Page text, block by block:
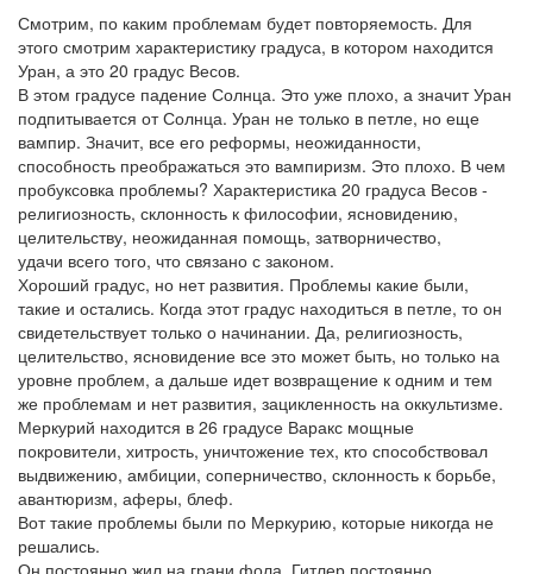
Смотрим, по каким проблемам будет повторяемость. Для
этого смотрим характеристику градуса, в котором находится
Уран, а это 20 градус Весов.
В этом градусе падение Солнца. Это уже плохо, а значит Уран
подпитывается от Солнца. Уран не только в петле, но еще
вампир. Значит, все его реформы, неожиданности,
способность преображаться это вампиризм. Это плохо. В чем
пробуксовка проблемы? Характеристика 20 градуса Весов -
религиозность, склонность к философии, ясновидению,
целительству, неожиданная помощь, затворничество,
удачи всего того, что связано с законом.
Хороший градус, но нет развития. Проблемы какие были,
такие и остались. Когда этот градус находиться в петле, то он
свидетельствует только о начинании. Да, религиозность,
целительство, ясновидение все это может быть, но только на
уровне проблем, а дальше идет возвращение к одним и тем
же проблемам и нет развития, зацикленность на оккультизме.
Меркурий находится в 26 градусе Варакс мощные
покровители, хитрость, уничтожение тех, кто способствовал
выдвижению, амбиции, соперничество, склонность к борьбе,
авантюризм, аферы, блеф.
Вот такие проблемы были по Меркурию, которые никогда не
решались.
Он постоянно жил на грани фола. Гитлер постоянно